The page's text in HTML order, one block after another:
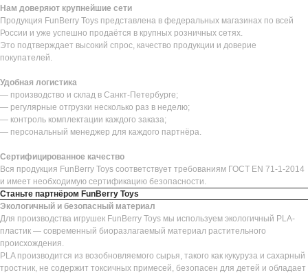
Нам доверяют крупнейшие сети
Продукция FunBerry Toys представлена в федеральных магазинах по всей
России и уже успешно продаётся в крупных розничных сетях.
Это подтверждает высокий спрос, качество продукции и доверие
покупателей.
Удобная логистика
— производство и склад в Санкт-Петербурге;
— регулярные отгрузки несколько раз в неделю;
— контроль комплектации каждого заказа;
— персональный менеджер для каждого партнёра.
Сертифицированное качество
Вся продукция FunBerry Toys соответствует требованиям ГОСТ EN 71-1-2014
и имеет необходимую сертификацию безопасности.
Станьте партнёром FunBerry Toys
Экологичный и безопасный материал
Для производства игрушек FunBerry Toys мы используем экологичный PLA-
пластик — современный биоразлагаемый материал растительного
происхождения.
PLA производится из возобновляемого сырья, такого как кукуруза и сахарный
тростник, не содержит токсичных примесей, безопасен для детей и обладает